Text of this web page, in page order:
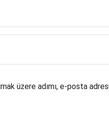
üzere adımı, e-posta